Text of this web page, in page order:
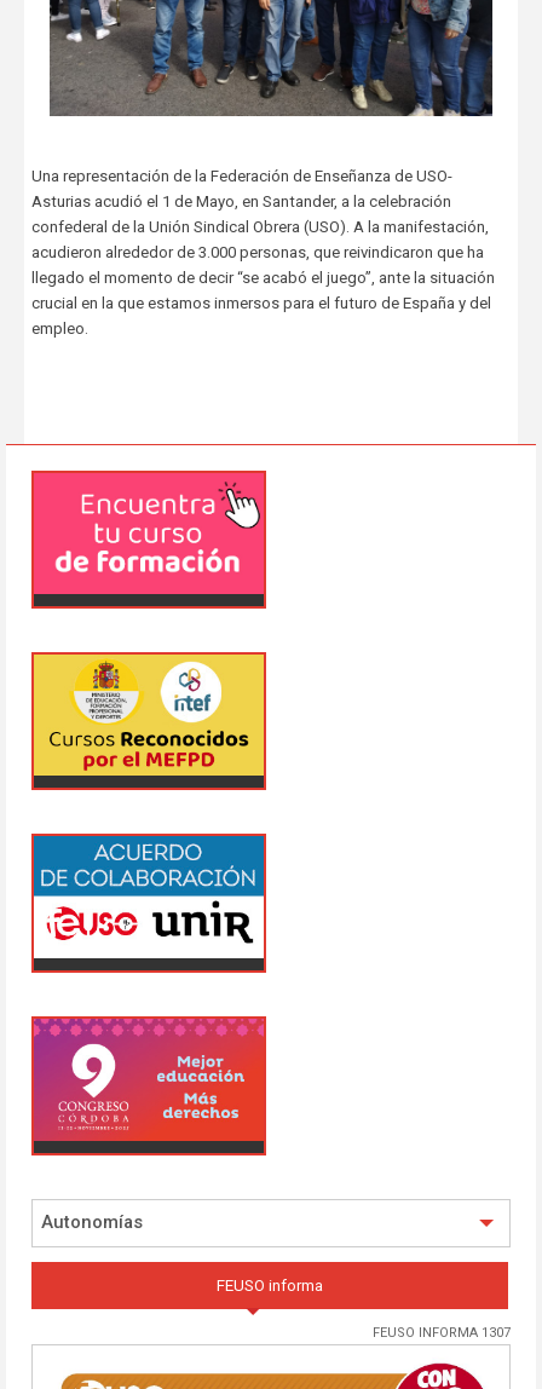
Una representación de la Federación de Enseñanza de USO-
Asturias acudió el 1 de Mayo, en Santander, a la celebración
confederal de la Unión Sindical Obrera (USO). A la manifestación,
acudieron alrededor de 3.000 personas, que reivindicaron que ha
llegado el momento de decir “se acabó el juego”, ante la situación
crucial en la que estamos inmersos para el futuro de España y del
empleo.
Autonomías
FEUSO informa
FEUSO INFORMA 1307